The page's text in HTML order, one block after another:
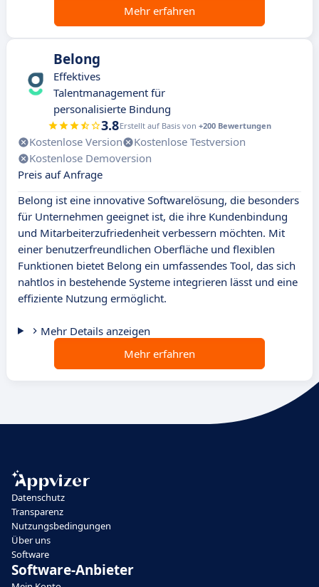
Mehr erfahren
Belong
Effektives
Talentmanagement für
personalisierte Bindung
3.8Erstellt auf Basis von +200 Bewertungen
Kostenlose Version
Kostenlose Testversion
Kostenlose Demoversion
Preis auf Anfrage
Belong ist eine innovative Softwarelösung, die besonders
für Unternehmen geeignet ist, die ihre Kundenbindung
und Mitarbeiterzufriedenheit verbessern möchten. Mit
einer benutzerfreundlichen Oberfläche und flexiblen
Funktionen bietet Belong ein umfassendes Tool, das sich
nahtlos in bestehende Systeme integrieren lässt und eine
effiziente Nutzung ermöglicht.
Mehr Details anzeigen
Mehr erfahren
Datenschutz
Transparenz
Nutzungsbedingungen
Über uns
Software
Software-Anbieter